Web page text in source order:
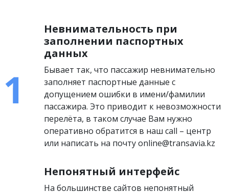
Невнимательность при
заполнении паспортных
данных
Бывает так, что пассажир невнимательно
заполняет паспортные данные с
допущением ошибки в имени/фамилии
пассажира. Это приводит к невозможности
перелёта, в таком случае Вам нужно
оперативно обратится в наш call – центр
или написать на почту online@transavia.kz
Непонятный интерфейс
На большинстве сайтов непонятный